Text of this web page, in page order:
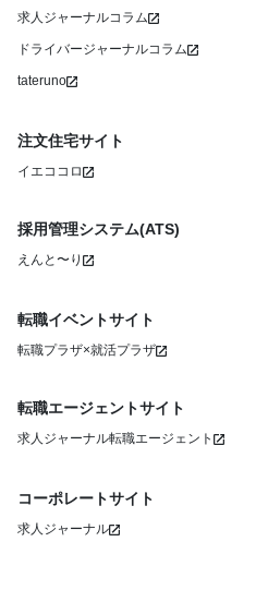
求人ジャーナルコラム
ドライバージャーナルコラム
tateruno
注文住宅サイト
イエココロ
採用管理システム(ATS)
えんと〜り
転職イベントサイト
転職プラザ×就活プラザ
転職エージェントサイト
求人ジャーナル転職エージェント
コーポレートサイト
求人ジャーナル